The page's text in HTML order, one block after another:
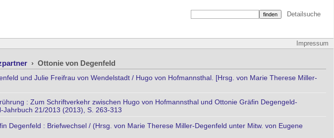
Detailsuche
Impressum
› Ottonie von Degenfeld
und Julie Freifrau von Wendelstadt / Hugo von Hofmannsthal. [Hrsg. von Marie Therese Miller-
: Zum Schriftverkehr zwischen Hugo von Hofmannsthal und Ottonie Gräfin Degengeld-
21/2013 (2013), S. 263-313
Degenfeld : Briefwechsel / (Hrsg. von Marie Therese Miller-Degenfeld unter Mitw. von Eugene